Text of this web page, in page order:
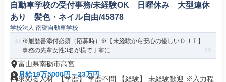
自動車学校の受付事務/未経験OK 日曜休み 大型連休
あり 髪色・ネイル自由/45878
学校法人 南砺自動車学校
※履歴書添付必須（応募時）※【未経験から安心の優しいＯＪＴ】
事務の先輩女性3名が横で丁寧に...
富山県南砺市高宮
月給19万5000円～23万円
求める人材: 【学歴】 学歴不問 【経験】 未経験歓迎 ※入力程